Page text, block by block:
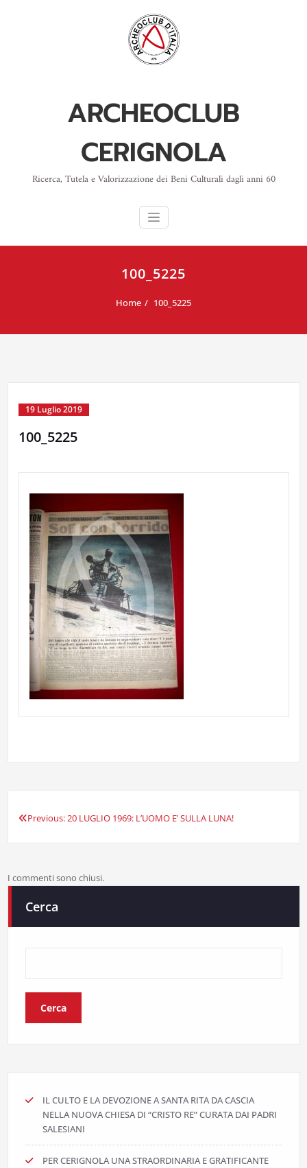
ARCHEOCLUB
CERIGNOLA
Ricerca, Tutela e Valorizzazione dei Beni Culturali dagli anni 60
100_5225
Home 100_5225
19 Luglio 2019
100_5225
Navigazione
Previous:20 LUGLIO 1969: L’UOMO E’ SULLA LUNA!
I commenti sono chiusi.
Cerca
Cerca
IL CULTO E LA DEVOZIONE A SANTA RITA DA CASCIA
NELLA NUOVA CHIESA DI “CRISTO RE” CURATA DAI PADRI
SALESIANI
PER CERIGNOLA UNA STRAORDINARIA E GRATIFICANTE